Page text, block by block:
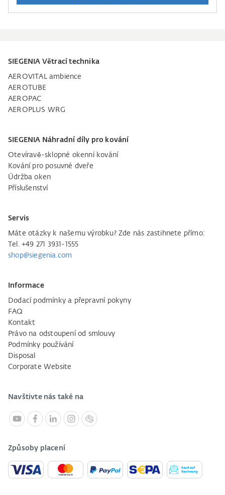
SIEGENIA Větrací technika
AEROVITAL ambience
AEROTUBE
AEROPAC
AEROPLUS WRG
SIEGENIA Náhradní díly pro kování
Otevíravě-sklopné okenní kování
Kování pro posuvné dveře
Údržba oken
Příslušenství
Servis
Máte otázky k našemu výrobku? Zde nás zastihnete přímo:
Tel. +49 271 3931-1555
shop@siegenia.com
Informace
Dodací podmínky a přepravní pokyny
FAQ
Kontakt
Právo na odstoupení od smlouvy
Podmínky používání
Disposal
Corporate Website
Navštivte nás také na
Způsoby placení